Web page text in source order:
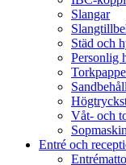
Slangar
Städ och
Personlig
Våt- och
Entré och